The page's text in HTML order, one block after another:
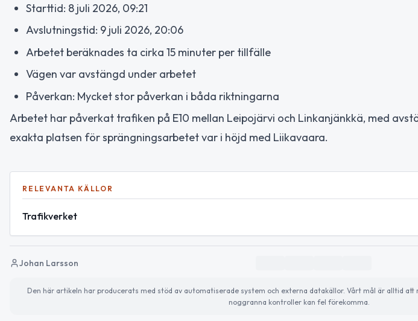
Starttid: 8 juli 2026, 09:21
Avslutningstid: 9 juli 2026, 20:06
Arbetet beräknades ta cirka 15 minuter per tillfälle
Vägen var avstängd under arbetet
Påverkan: Mycket stor påverkan i båda riktningarna
Arbetet har påverkat trafiken på E10 mellan Leipojärvi och Linkanjänkkä, med
exakta platsen för sprängningsarbetet var i höjd med Liikavaara.
RELEVANTA KÄLLOR
Trafikverket
Johan Larsson
Den här artikeln har producerats med stöd av automatiserade system och externa datakällor. Vårt mål är alltid
noggranna kontroller kan fel förekomma.